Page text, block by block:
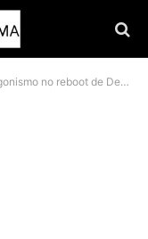
de De Repente 30 da Netflix